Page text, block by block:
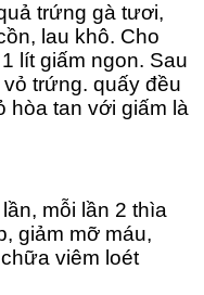
trứng gà tươi,
lau khô. Cho
lít giấm ngon. Sau
trứng. quấy đều
hòa tan với giấm là
mỗi lần 2 thìa
giảm mỡ máu,
viêm loét